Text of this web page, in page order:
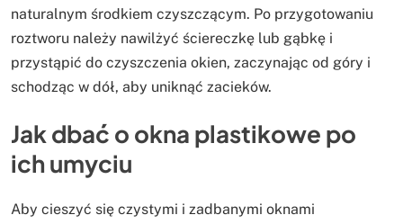
naturalnym środkiem czyszczącym. Po przygotowaniu
roztworu należy nawilżyć ściereczkę lub gąbkę i
przystąpić do czyszczenia okien, zaczynając od góry i
schodząc w dół, aby uniknąć zacieków.
Jak dbać o okna plastikowe po
ich umyciu
Aby cieszyć się czystymi i zadbanymi oknami